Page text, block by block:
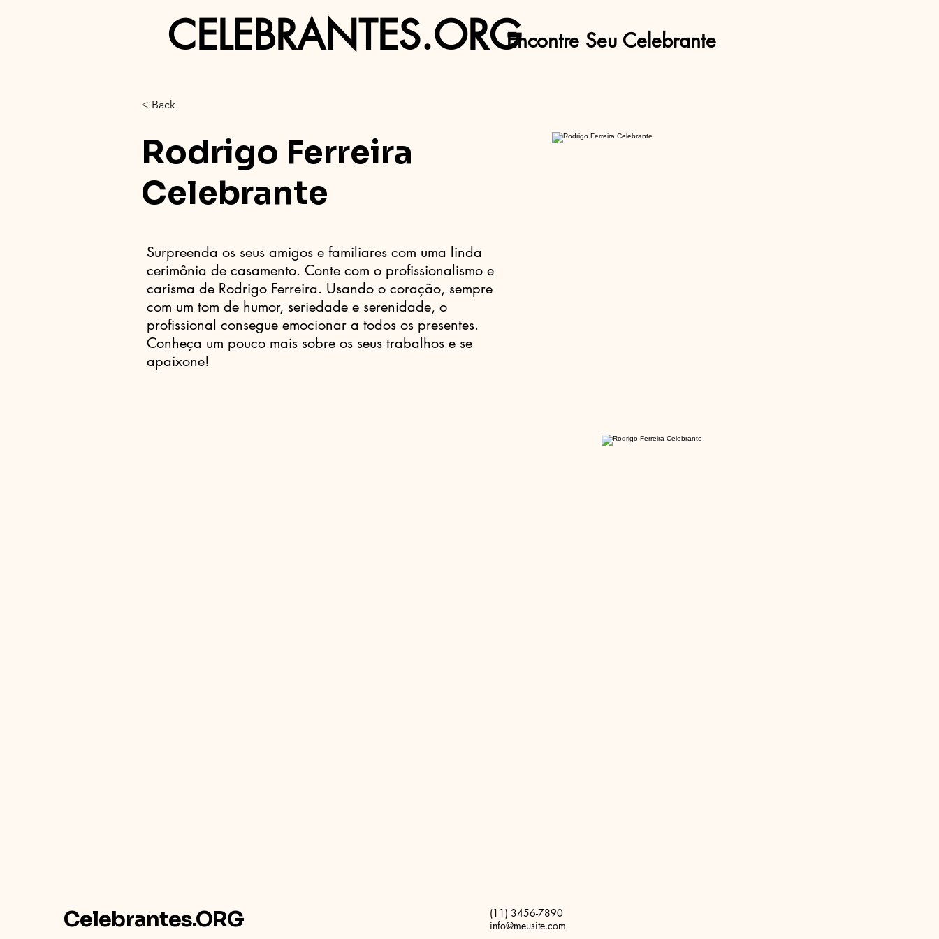
CELEBRANTES.ORGEncontre Seu Celebrante
< Back
Rodrigo Ferreira
Celebrante
Surpreenda os seus amigos e familiares com uma linda
cerimônia de casamento. Conte com o profissionalismo e
carisma de Rodrigo Ferreira. Usando o coração, sempre
com um tom de humor, seriedade e serenidade, o
profissional consegue emocionar a todos os presentes.
Conheça um pouco mais sobre os seus trabalhos e se
apaixone!
Celebrantes.ORG
(11) 3456-7890
info@meusite.com